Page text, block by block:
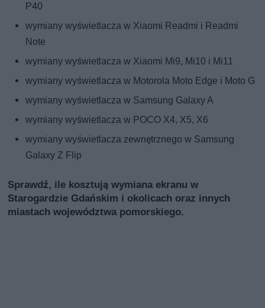
P40
wymiany wyświetlacza w Xiaomi Readmi i Readmi
Note
wymiany wyświetlacza w Xiaomi Mi9, Mi10 i Mi11
wymiany wyświetlacza w Motorola Moto Edge i Moto G
wymiany wyświetlacza w Samsung Galaxy A
wymiany wyświetlacza w POCO X4, X5, X6
wymiany wyświetlacza zewnętrznego w Samsung
Galaxy Z Flip
Sprawdź, ile kosztują wymiana ekranu w
Starogardzie Gdańskim i okolicach oraz innych
miastach województwa pomorskiego.